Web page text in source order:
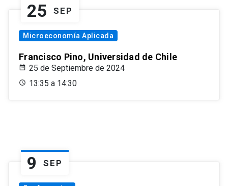
25 SEP
Microeconomía Aplicada
Francisco Pino, Universidad de Chile
25 de Septiembre de 2024
13:35 a 14:30
9 SEP